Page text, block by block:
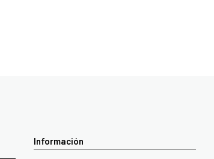
Información